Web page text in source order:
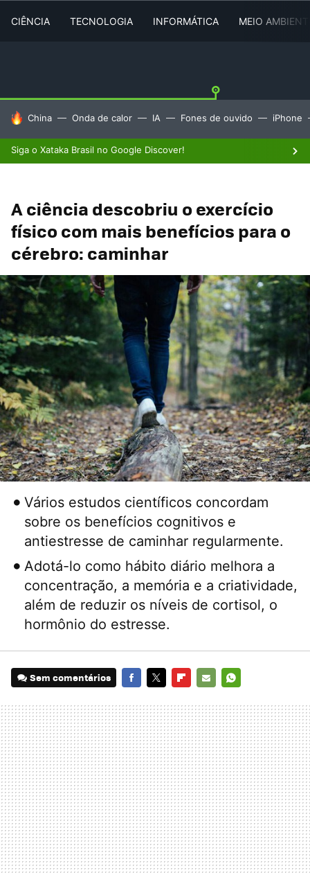
CIÊNCIA TECNOLOGIA INFORMÁTICA MEIO
TENDÊNCIAS DO DIA
China Onda de calor IA Fones de ouvido iPhone
Siga o Xataka Brasil no Google Discover!
A ciência descobriu o exercício
físico com mais benefícios para o
cérebro: caminhar
Vários estudos científicos concordam
sobre os benefícios cognitivos e
antiestresse de caminhar regularmente.
Adotá-lo como hábito diário melhora a
concentração, a memória e a criatividade,
além de reduzir os níveis de cortisol, o
hormônio do estresse.
Sem comentários
MAIL